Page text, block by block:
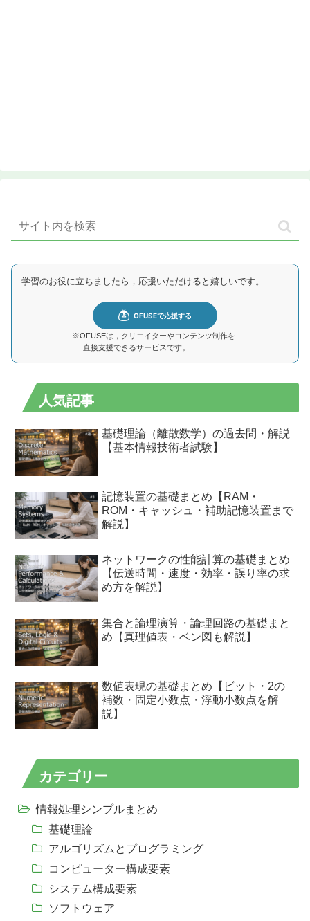
学習のお役に立ちましたら，応援いただけると嬉しいです。
※OFUSEは，クリエイターやコンテンツ制作を
直接支援できるサービスです。
人気記事
基礎理論（離散数学）の過去問・解説
【基本情報技術者試験】
記憶装置の基礎まとめ【RAM・
ROM・キャッシュ・補助記憶装置まで
解説】
ネットワークの性能計算の基礎まとめ
【伝送時間・速度・効率・誤り率の求
め方を解説】
集合と論理演算・論理回路の基礎まと
め【真理値表・ベン図も解説】
数値表現の基礎まとめ【ビット・2の
補数・固定小数点・浮動小数点を解
説】
カテゴリー
情報処理シンプルまとめ
基礎理論
アルゴリズムとプログラミング
コンピューター構成要素
システム構成要素
ソフトウェア